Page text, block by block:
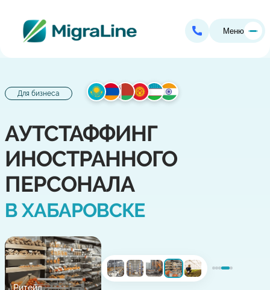
Меню
Для бизнеса
АУТСТАФФИНГ
ИНОСТРАННОГО
ПЕРСОНАЛА
В ХАБАРОВСКЕ
Ритейл